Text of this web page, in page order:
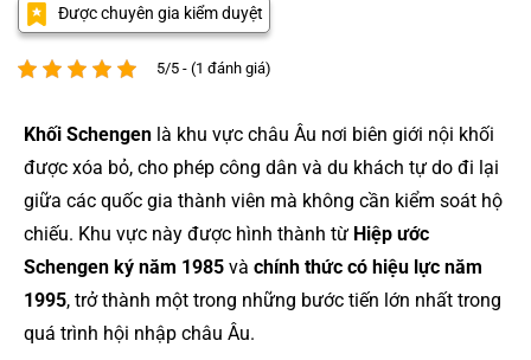
Được chuyên gia kiểm duyệt
5/5 - (1 đánh giá)
Khối Schengen là khu vực châu Âu nơi biên giới nội khối
được xóa bỏ, cho phép công dân và du khách tự do đi lại
giữa các quốc gia thành viên mà không cần kiểm soát hộ
chiếu. Khu vực này được hình thành từ Hiệp ước
Schengen ký năm 1985 và chính thức có hiệu lực năm
1995, trở thành một trong những bước tiến lớn nhất trong
quá trình hội nhập châu Âu.